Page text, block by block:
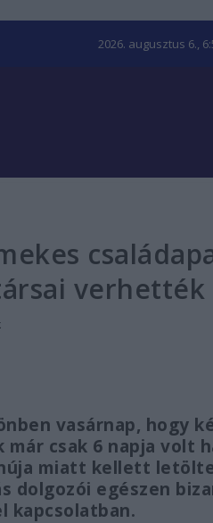
2026. augusztus 6.,
verhették
vasárnap, hogy
csak 6 napja volt
miatt kellett
dolgozói egészen
kapcsolatban.